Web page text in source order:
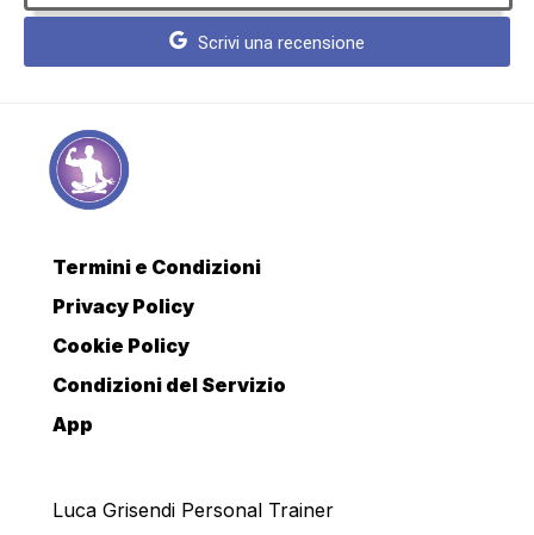
Scrivi una recensione
Termini e Condizioni
Privacy Policy
Cookie Policy
Condizioni del Servizio
App
Luca Grisendi Personal Trainer